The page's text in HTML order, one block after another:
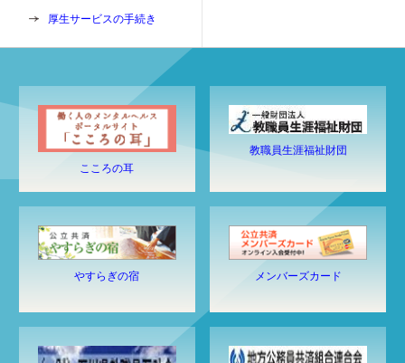
厚生サービスの手続き
こころの耳
教職員生涯福祉財団
やすらぎの宿 メンバーズカード